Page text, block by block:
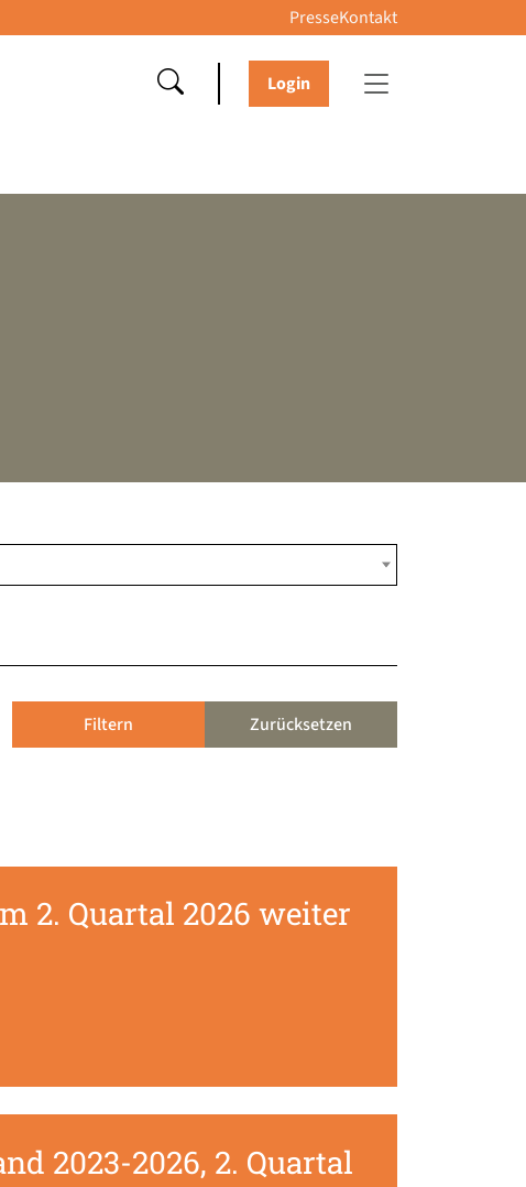
PresseKontakt
Login
Filtern Zurücksetzen
2. Quartal 2026 weiter
2023-2026, 2. Quartal